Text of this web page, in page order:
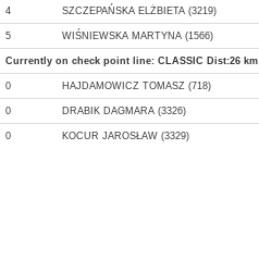
4 SZCZEPAŃSKA ELŻBIETA (3219)
5 WIŚNIEWSKA MARTYNA (1566)
Currently on check point line: CLASSIC Dist:26 km
0 HAJDAMOWICZ TOMASZ (718)
0 DRABIK DAGMARA (3326)
0 KOCUR JAROSŁAW (3329)